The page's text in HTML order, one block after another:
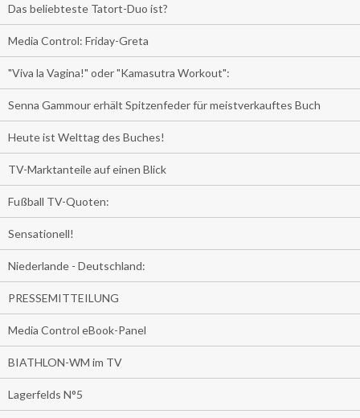
Das beliebteste Tatort-Duo ist?
Media Control: Friday-Greta
"Viva la Vagina!" oder "Kamasutra Workout":
Senna Gammour erhält Spitzenfeder für meistverkauftes Buch
Heute ist Welttag des Buches!
TV-Marktanteile auf einen Blick
Fußball TV-Quoten:
Sensationell!
Niederlande - Deutschland:
PRESSEMITTEILUNG
Media Control eBook-Panel
BIATHLON-WM im TV
Lagerfelds N°5